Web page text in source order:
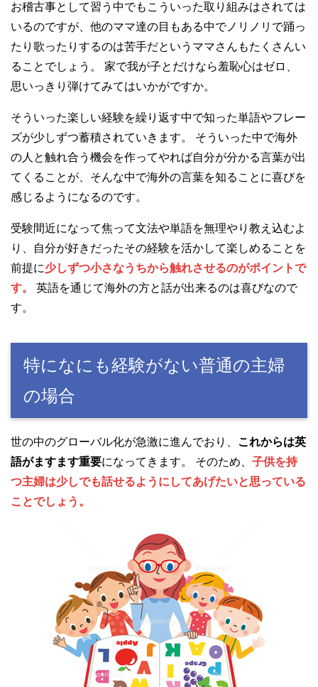
お稽古事として習う中でもこういった取り組みはされては
いるのですが、他のママ達の目もある中でノリノリで踊っ
たり歌ったりするのは苦手だというママさんもたくさんい
ることでしょう。 家で我が子とだけなら羞恥心はゼロ、
思いっきり弾けてみてはいかがですか。
そういった楽しい経験を繰り返す中で知った単語やフレー
ズが少しずつ蓄積されていきます。 そういった中で海外
の人と触れ合う機会を作ってやれば自分が分かる言葉が出
てくることが、そんな中で海外の言葉を知ることに喜びを
感じるようになるのです。
受験間近になって焦って文法や単語を無理やり教え込むよ
り、自分が好きだったその経験を活かして楽しめることを
前提に少しずつ小さなうちから触れさせるのがポイントで
す。
英語を通じて海外の方と話が出来るのは喜びなので
す。
特になにも経験がない普通の主婦
の場合
世の中のグローバル化が急激に進んでおり、 これからは英
語がますます重要になってきます。 そのため、 子供を持
つ主婦は少しでも話せるようにしてあげたいと思っている
ことでしょう。